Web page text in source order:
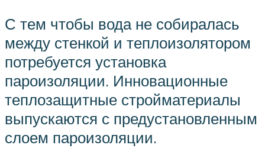
С тем чтобы вода не собиралась
между стенкой и теплоизолятором
потребуется установка
пароизоляции. Инновационные
теплозащитные стройматериалы
выпускаются с предустановленным
слоем пароизоляции.